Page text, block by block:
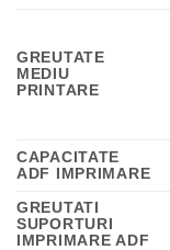
GREUTATE
MEDIU
PRINTARE
CAPACITATE
ADF IMPRIMARE
GREUTATI
SUPORTURI
IMPRIMARE ADF